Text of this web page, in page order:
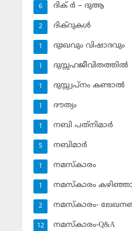
ദിക് ര്‍ – ദുആ
6
ദിക്‌റുകള്‍
2
ദുഃഖവും വിഷാദവും
1
ദുസ്സഹജീവിതത്തില്‍
1
ദുസ്സ്വപ്‌നം കണ്ടാല്‍
1
ദൗത്യം
1
നബി പത്‌നിമാര്‍
1
നബിമാര്‍
5
നമസ്‌കാരം
1
നമസ്‌കാരം
1
നമസ്‌കാരം-
2
നമസ്‌കാരം-Q&A
12